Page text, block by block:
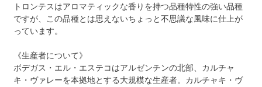
トロンテスはアロマティックな香りを持つ品種特性の強い品種
ですが、この品種とは思えないちょっと不思議な風味に仕上が
っています。
《生産者について》
ボデガス・エル・エステコはアルゼンチンの北部、カルチャ
キ・ヴァレーを本拠地とする大規模な生産者。カルチャキ・ヴ